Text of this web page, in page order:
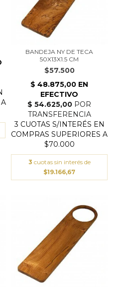
BANDEJA NY DE TECA
50X13X1.5 CM
$57.500
3 cuotas sin interés de
$19.166,67